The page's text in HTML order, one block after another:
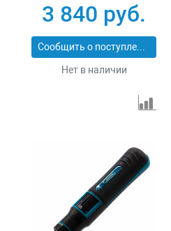
48 шт, CrMo Gross
11599
3 840 руб.
Сообщить о поступлении
Нет в наличии